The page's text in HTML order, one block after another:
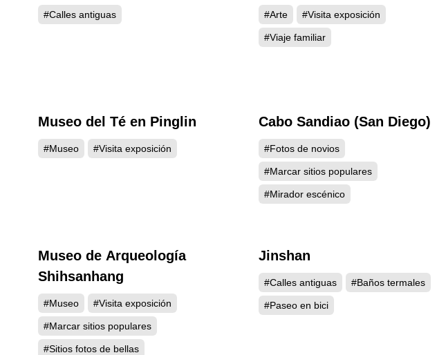
#Calles antiguas #Arte #Visita exposición
#Viaje familiar
4379
Museo del Té en Pinglin
#Museo #Visita exposición
4345
Cabo Sandiao (San Diego)
#Fotos de novios
#Marcar sitios populares
#Mirador escénico
4182
Museo de Arqueología
Shihsanhang
#Museo #Visita exposición
#Marcar sitios populares
#Sitios fotos de bellas
Jinshan
#Calles antiguas #Baños termales
#Paseo en bici